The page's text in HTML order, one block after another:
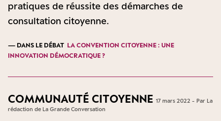
pratiques de réussite des démarches de
consultation citoyenne.
— DANS LE DÉBAT LA CONVENTION CITOYENNE : UNE
INNOVATION DÉMOCRATIQUE ?
COMMUNAUTÉ CITOYENNE 17 mars 2022 - Par La
rédaction de La Grande Conversation